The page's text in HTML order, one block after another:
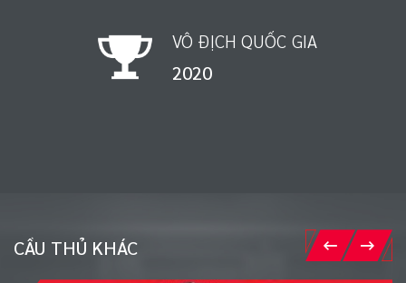
VÔ ĐỊCH QUỐC GIA
1998
CẦU THỦ KHÁC